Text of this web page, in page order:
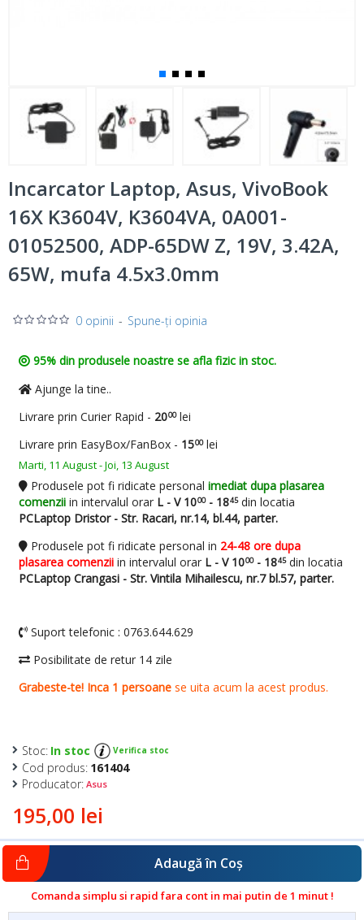
Incarcator Laptop, Asus, VivoBook
16X K3604V, K3604VA, 0A001-
01052500, ADP-65DW Z, 19V, 3.42A,
65W, mufa 4.5x3.0mm
0 opinii - Spune-ţi opinia
195,00 lei
Stoc: In stoc Verifica stoc
Cod produs: 161404
Producator: Asus
Adaugă în Coş
Comanda simplu si rapid fara cont in mai putin de 1 minut !